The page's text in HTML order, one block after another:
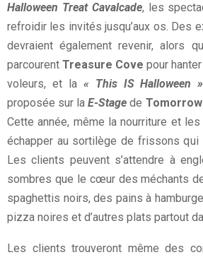
Halloween Treat Cavalcade, les
refroidir les invités jusqu’aux os. Des
devraient également revenir, alors
parcourent Treasure Cove pour
voleurs, et la « This IS Halloween
proposée sur la E-Stagede
Cette année, même la nourriture et
échapper au sortilège de frissons qui
Les clients peuvent s’attendre à
sombres que le cœur des méchants
spaghettis noirs, des pains à
pizza noires et d’autres plats partout
Les clients trouveront même des